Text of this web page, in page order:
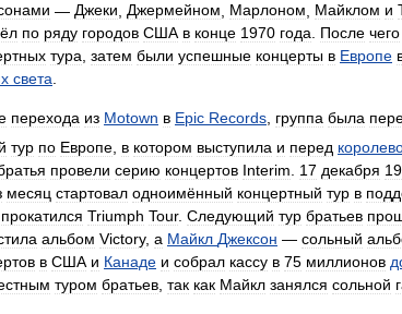
— Джеки Джермейном Марлоном Майклом и
по ряду городов США в конце 1970 года. После чего
тура, затем были успешные концерты в Европе
света.
перехода из Motown в Epic Records, группа была
тур по Европе в котором выступила и перед
провели серию концертов Interim 17 декабря
месяц стартовал одноимённый концертный тур в
прокатился Triumph Tour. Следующий тур братьев
альбом Victory, а Майкл Джексон — сольный
в США и Канаде и собрал кассу в 75 миллионов
туром братьев так как Майкл занялся сольной